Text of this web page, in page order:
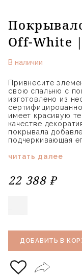
Off-White
В наличии
Привнесите
свою спальню с
изготовлено из
имеет красивую
качестве
покрывала
подчеркивающая
читать далее
22 388 ₽
ДОБАВИТЬ В